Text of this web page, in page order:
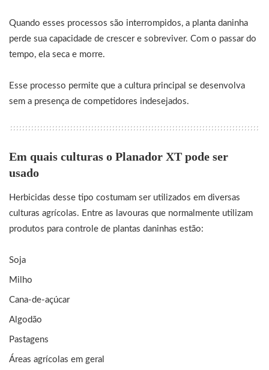
Quando esses processos são interrompidos, a planta daninha
perde sua capacidade de crescer e sobreviver. Com o passar do
tempo, ela seca e morre.
Esse processo permite que a cultura principal se desenvolva
sem a presença de competidores indesejados.
Em quais culturas o Planador XT pode ser
usado
Herbicidas desse tipo costumam ser utilizados em diversas
culturas agrícolas. Entre as lavouras que normalmente utilizam
produtos para controle de plantas daninhas estão:
Soja
Milho
Cana-de-açúcar
Algodão
Pastagens
Áreas agrícolas em geral